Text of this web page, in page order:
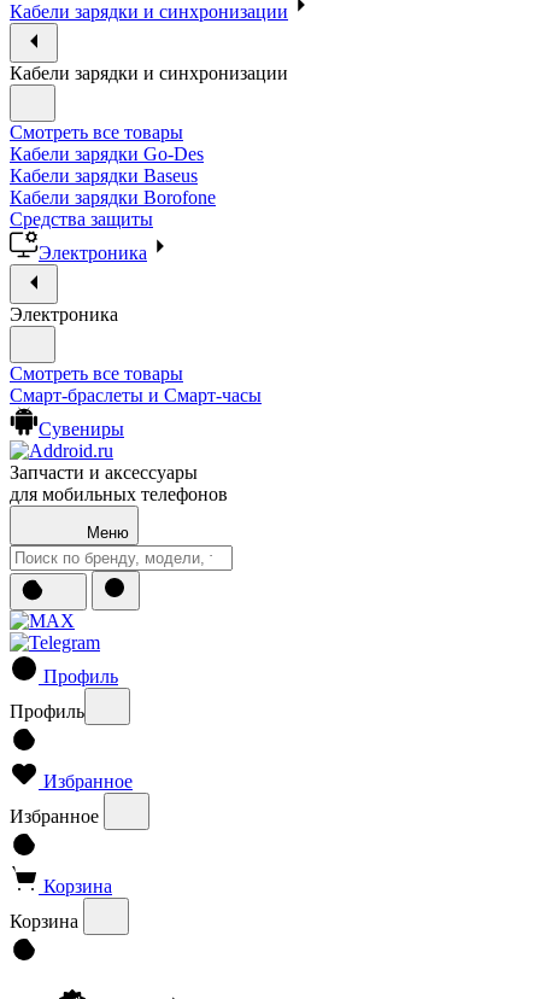
Кабели зарядки и синхронизации
Кабели зарядки и синхронизации
Смотреть все товары
Кабели зарядки Go-Des
Кабели зарядки Baseus
Кабели зарядки Borofone
Средства защиты
Электроника
Электроника
Смотреть все товары
Смарт-браслеты и Смарт-часы
Сувениры
Запчасти и аксессуары
для мобильных телефонов
Меню
Профиль
Профиль
Избранное
Избранное
Корзина
Корзина